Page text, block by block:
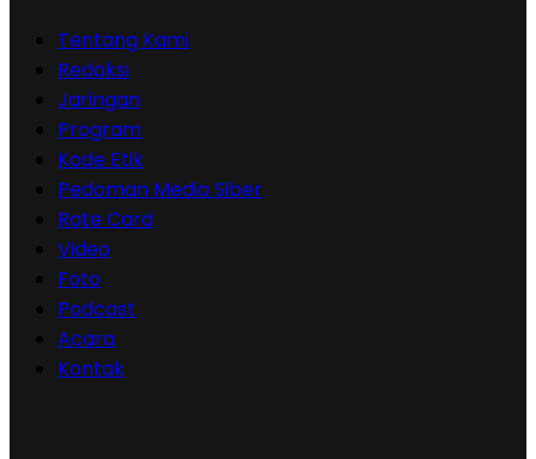
Tentang Kami
Redaksi
Jaringan
Program
Kode Etik
Pedoman Media Siber
Rate Card
Video
Foto
Podcast
Acara
Kontak